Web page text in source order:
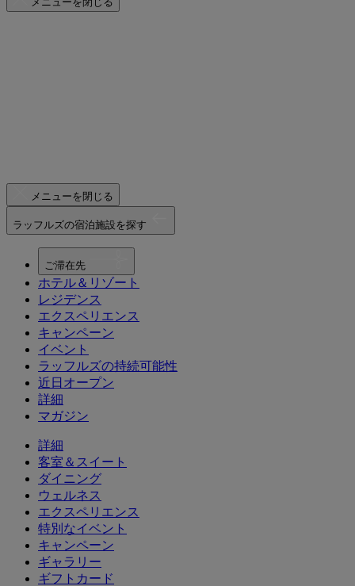
メニューを閉じる
ラッフルズの宿泊施設を探す
ご滞在先
ホテル＆リゾート
レジデンス
エクスペリエンス
キャンペーン
イベント
ラッフルズの持続可能性
近日オープン
詳細
マガジン
詳細
客室＆スイート
ダイニング
ウェルネス
エクスペリエンス
特別なイベント
キャンペーン
ギャラリー
ギフトカード